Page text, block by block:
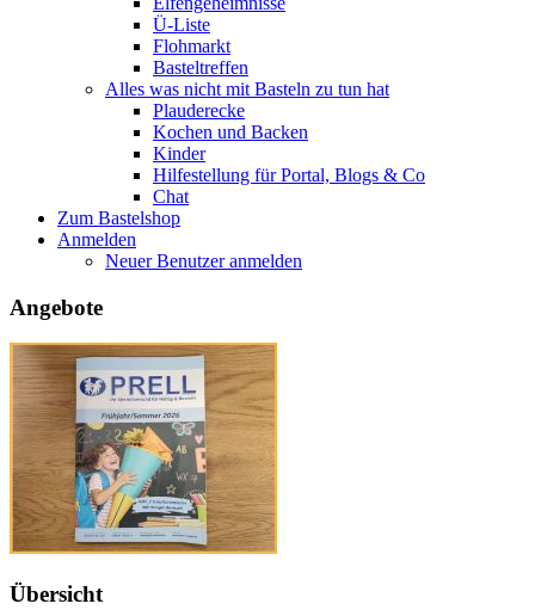
Ü-Liste
Flohmarkt
Basteltreffen
Alles was nicht mit Basteln zu tun hat
Plauderecke
Kochen und Backen
Kinder
Hilfestellung für Portal, Blogs & Co
Chat
Zum Bastelshop
Anmelden
Neuer Benutzer anmelden
Angebote
Übersicht